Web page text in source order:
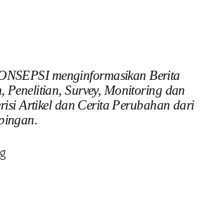
menginformasikan Berita
Penelitian, Survey, Monitoring dan
Artikel dan Cerita Perubahan dari